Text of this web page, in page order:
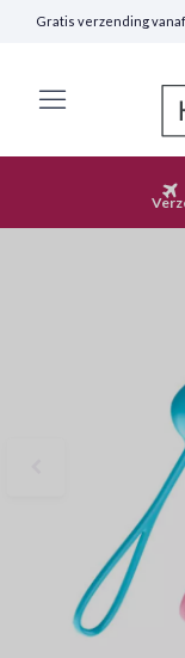
Gratis verzending vanaf